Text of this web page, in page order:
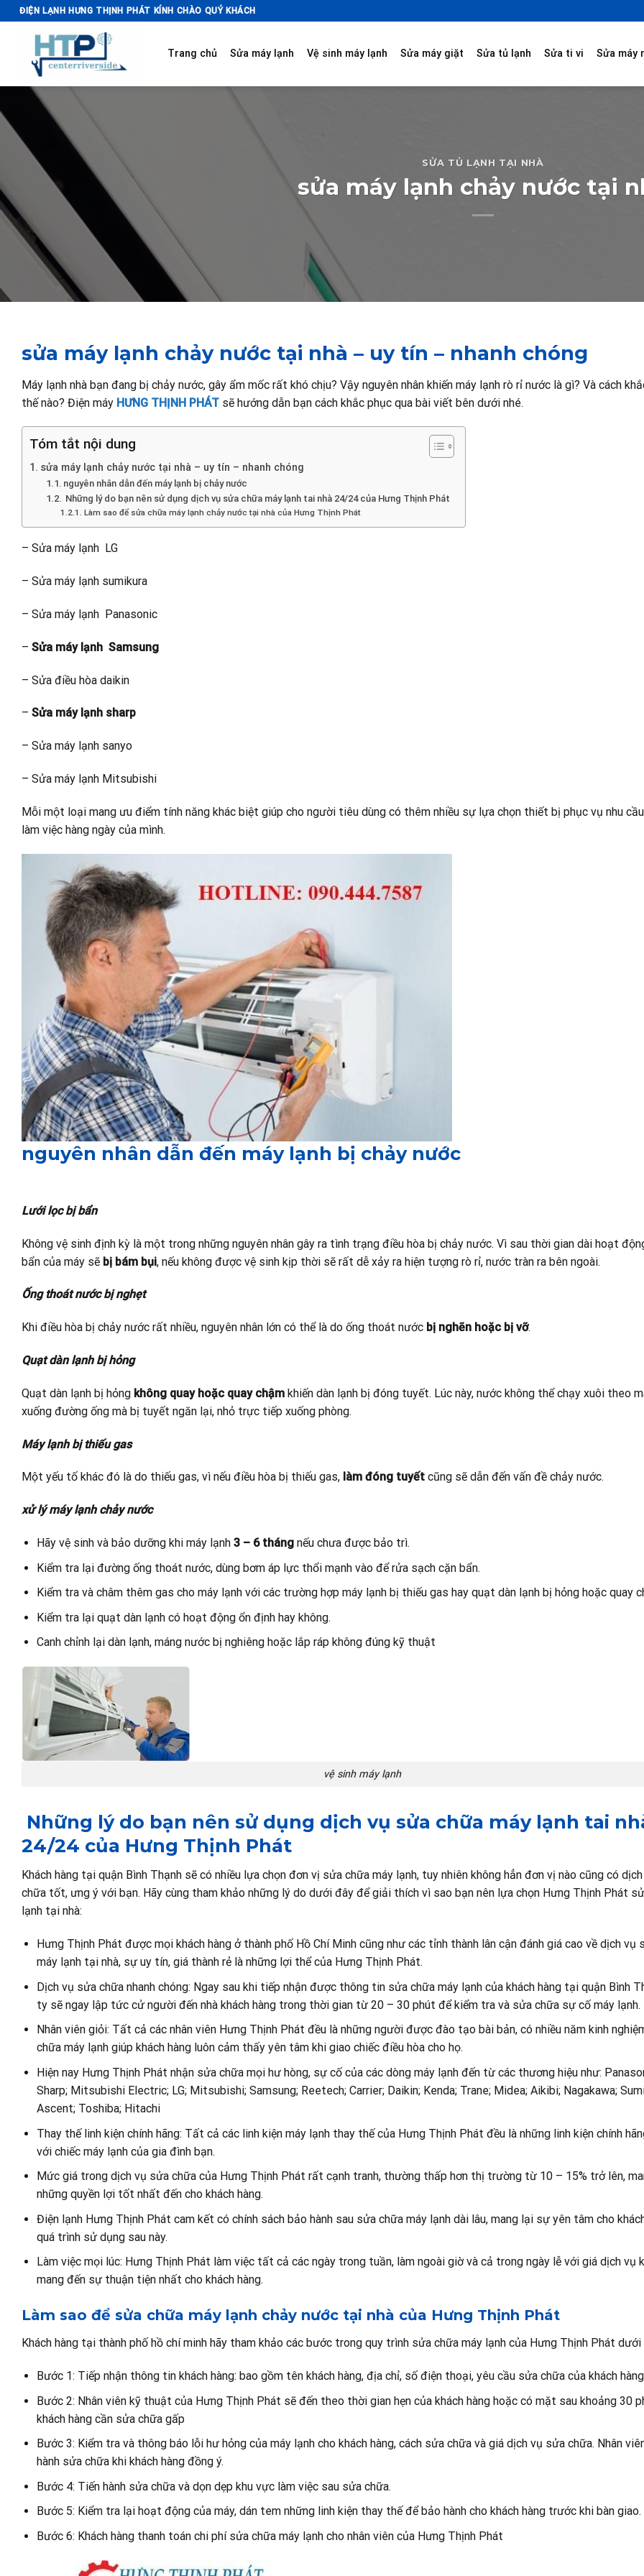
Skip
to
ĐIỆN LẠNH HƯNG THỊNH PHÁT KÍNH CHÀO QUÝ KHÁCH
Trang chủ Sửa máy lạnh Vệ sinh máy lạnh Sửa máy giặt Sửa tủ lạnh Sửa ti vi Sửa máy
SỬA TỦ LẠNH TẠI NHÀ
sửa máy lạnh chảy nước tại
sửa máy lạnh chảy nước tại nhà – uy tín – nhanh chóng
Máy lạnh nhà bạn đang bị chảy nước, gây ẩm mốc rất khó chịu? Vậy nguyên nhân khiến máy lạnh rò rỉ nước là gì? Và cách
thế nào? Điện máy HƯNG THỊNH PHÁT sẽ hướng dẫn bạn cách khắc phục qua bài viết bên dưới nhé.
Tóm tắt nội dung
sửa máy lạnh chảy nước tại nhà – uy tín – nhanh chóng
nguyên nhân dẫn đến máy lạnh bị chảy nước
Những lý do bạn nên sử dụng dịch vụ sửa chữa máy lạnh tai nhà 24/24 của Hưng Thịnh Phát
Làm sao để sửa chữa máy lạnh chảy nước tại nhà của Hưng Thịnh Phát
– Sửa máy lạnh LG
– Sửa máy lạnh sumikura
– Sửa máy lạnh Panasonic
– Sửa máy lạnh Samsung
– Sửa điều hòa daikin
– Sửa máy lạnh sharp
– Sửa máy lạnh sanyo
– Sửa máy lạnh Mitsubishi
Mỗi một loại mang ưu điểm tính năng khác biệt giúp cho người tiêu dùng có thêm nhiều sự lựa chọn thiết bị phục vụ nhu
làm việc hàng ngày của mình.
nguyên nhân dẫn đến máy lạnh bị chảy nước
Lưới lọc bị bẩn
Không vệ sinh định kỳ là một trong những nguyên nhân gây ra tình trạng điều hòa bị chảy nước. Vì sau thời gian dài hoạt
bẩn của máy sẽ bị bám bụi, nếu không được vệ sinh kịp thời sẽ rất dễ xảy ra hiện tượng rò rỉ, nước tràn ra bên ngoài.
Ống thoát nước bị nghẹt
Khi điều hòa bị chảy nước rất nhiều, nguyên nhân lớn có thể là do ống thoát nước bị nghẽn hoặc bị vỡ.
Quạt dàn lạnh bị hỏng
Quạt dàn lạnh bị hỏng không quay hoặc quay chậm khiến dàn lạnh bị đóng tuyết. Lúc này, nước không thể chạy xuôi theo
xuống đường ống mà bị tuyết ngăn lại, nhỏ trực tiếp xuống phòng.
Máy lạnh bị thiếu gas
Một yếu tố khác đó là do thiếu gas, vì nếu điều hòa bị thiếu gas, làm đóng tuyết cũng sẽ dẫn đến vấn đề chảy nước.
xử lý máy lạnh chảy nước
Hãy vệ sinh và bảo dưỡng khi máy lạnh 3 – 6 thángnếu chưa được bảo trì.
Kiểm tra lại đường ống thoát nước, dùng bơm áp lực thổi mạnh vào để rửa sạch cặn bẩn.
Kiểm tra và châm thêm gas cho máy lạnh với các trường hợp máy lạnh bị thiếu gas hay quạt dàn lạnh bị hỏng hoặc quay
Kiểm tra lại quạt dàn lạnh có hoạt động ổn định hay không.
Canh chỉnh lại dàn lạnh, máng nước bị nghiêng hoặc lắp ráp không đúng kỹ thuật
vệ sinh máy lạnh
Những lý do bạn nên sử dụng dịch vụ sửa chữa máy lạnh tai
24/24 của Hưng Thịnh Phát
Khách hàng tại quận Bình Thạnh sẽ có nhiều lựa chọn đơn vị sửa chữa máy lạnh, tuy nhiên không hẳn đơn vị nào cũng có
chữa tốt, ưng ý với bạn. Hãy cùng tham khảo những lý do dưới đây để giải thích vì sao bạn nên lựa chọn Hưng Thịnh Phát
lạnh tại nhà:
Hưng Thịnh Phát được mọi khách hàng ở thành phố Hồ Chí Minh cũng như các tỉnh thành lân cận đánh giá cao về dịch vụ
máy lạnh tại nhà, sự uy tín, giá thành rẻ là những lợi thể của Hưng Thịnh Phát.
Dịch vụ sửa chữa nhanh chóng: Ngay sau khi tiếp nhận được thông tin sửa chữa máy lạnh của khách hàng tại quận Bình
ty sẽ ngay lập tức cử người đến nhà khách hàng trong thời gian từ 20 – 30 phút để kiểm tra và sửa chữa sự cố máy lạnh.
Nhân viên giỏi: Tất cả các nhân viên Hưng Thịnh Phát đều là những người được đào tạo bài bản, có nhiều năm kinh
chữa máy lạnh giúp khách hàng luôn cảm thấy yên tâm khi giao chiếc điều hòa cho họ.
Hiện nay Hưng Thịnh Phát nhận sửa chữa mọi hư hòng, sự cố của các dòng máy lạnh đến từ các thương hiệu như:
Sharp; Mitsubishi Electric; LG; Mitsubishi; Samsung; Reetech; Carrier; Daikin; Kenda; Trane; Midea; Aikibi; Nagakawa;
Ascent; Toshiba; Hitachi
Thay thế linh kiện chính hãng: Tất cả các linh kiện máy lạnh thay thế của Hưng Thịnh Phát đều là những linh kiện chính
với chiếc máy lạnh của gia đình bạn.
Mức giá trong dịch vụ sửa chữa của Hưng Thịnh Phát rất cạnh tranh, thường thấp hơn thị trường từ 10 – 15% trở lên,
những quyền lợi tốt nhất đến cho khách hàng.
Điện lạnh Hưng Thịnh Phát cam kết có chính sách bảo hành sau sửa chữa máy lạnh dài lâu, mang lại sự yên tâm cho
quá trình sử dụng sau này.
Làm việc mọi lúc: Hưng Thịnh Phát làm việc tất cả các ngày trong tuần, làm ngoài giờ và cả trong ngày lễ với giá dịch vụ
mang đến sự thuận tiện nhất cho khách hàng.
Làm sao để sửa chữa máy lạnh chảy nước tại nhà của Hưng Thịnh Phát
Khách hàng tại thành phố hồ chí minh hãy tham khảo các bước trong quy trình sửa chữa máy lạnh của Hưng Thịnh Phát dưới
Bước 1: Tiếp nhận thông tin khách hàng: bao gồm tên khách hàng, địa chỉ, số điện thoại, yêu cầu sửa chữa của khách
Bước 2: Nhân viên kỹ thuật của Hưng Thịnh Phát sẽ đến theo thời gian hẹn của khách hàng hoặc có mặt sau khoảng 30
khách hàng cần sửa chữa gấp
Bước 3: Kiểm tra và thông báo lỗi hư hỏng của máy lạnh cho khách hàng, cách sửa chữa và giá dịch vụ sửa chữa. Nhân
hành sửa chữa khi khách hàng đồng ý.
Bước 4: Tiến hành sửa chữa và dọn dẹp khu vực làm việc sau sửa chữa.
Bước 5: Kiểm tra lại hoạt động của máy, dán tem những linh kiện thay thế để bảo hành cho khách hàng trước khi bàn giao.
Bước 6: Khách hàng thanh toán chi phí sửa chữa máy lạnh cho nhân viên của Hưng Thịnh Phát